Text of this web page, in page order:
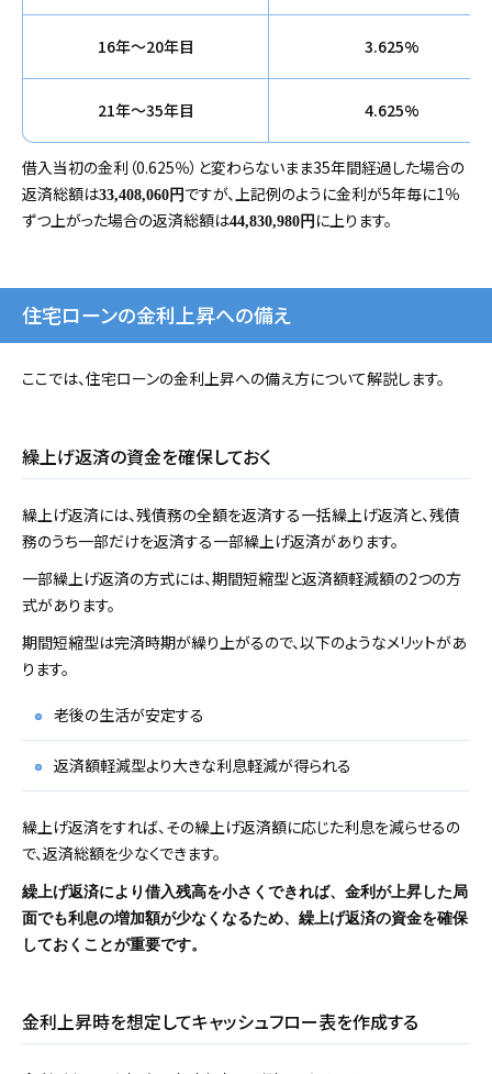
16年～20年目 3.625%
21年～35年目 4.625%
借入当初の金利（0.625％）と変わらないまま35年間経過した場合の
返済総額は33,408,060円 ですが、上記例のように金利が5年毎に1％
ずつ上がった場合の返済総額は44,830,980円 に上ります。
住宅ローンの金利上昇への備え
ここでは、住宅ローンの金利上昇への備え方について解説します。
繰上げ返済の資金を確保しておく
繰上げ返済には、残債務の全額を返済する一括繰上げ返済と、残債
務のうち一部だけを返済する一部繰上げ返済があります。
一部繰上げ返済の方式には、期間短縮型と返済額軽減額の2つの方
式があります。
期間短縮型は完済時期が繰り上がるので、以下のようなメリットがあ
ります。
老後の生活が安定する
返済額軽減型より大きな利息軽減が得られる
繰上げ返済をすれば、その繰上げ返済額に応じた利息を減らせるの
で、返済総額を少なくできます。
繰上げ返済により借入残高を小さくできれば、金利が上昇した局
面でも利息の増加額が少なくなるため、繰上げ返済の資金を確保
しておくことが重要です。
金利上昇時を想定してキャッシュフロー表を作成する